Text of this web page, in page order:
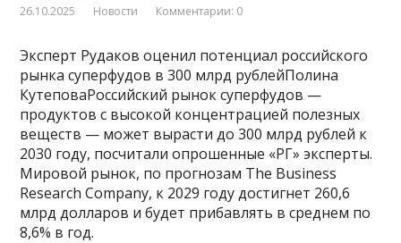
26.10.2025 Новости Комментарии: 0
Эксперт Рудаков оценил потенциал российского
рынка суперфудов в 300 млрд рублейПолина
КутеповаРоссийский рынок суперфудов —
продуктов с высокой концентрацией полезных
веществ — может вырасти до 300 млрд рублей к
2030 году, посчитали опрошенные «РГ» эксперты.
Мировой рынок, по прогнозам The Business
Research Company, к 2029 году достигнет 260,6
млрд долларов и будет прибавлять в среднем по
8,6% в год.